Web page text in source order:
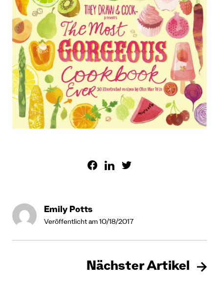
Emily Potts
Veröffentlicht am 10/18/2017
Nächster Artikel